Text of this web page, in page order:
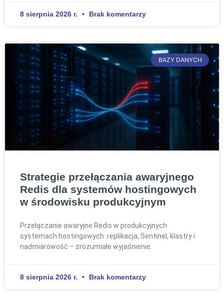
8 sierpnia 2026 r. Brak komentarzy
BAZY DANYCH
Strategie przełączania awaryjnego
Redis dla systemów hostingowych
w środowisku produkcyjnym
Przełączanie awaryjne Redis w produkcyjnych
systemach hostingowych: replikacja, Sentinel, klastry i
nadmiarowość – zrozumiałe wyjaśnienie.
8 sierpnia 2026 r. Brak komentarzy